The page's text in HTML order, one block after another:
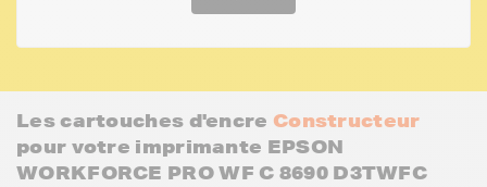
Les cartouches d'encre Constructeur
pour votre imprimante EPSON
WORKFORCE PRO WF C 8690 D3TWFC